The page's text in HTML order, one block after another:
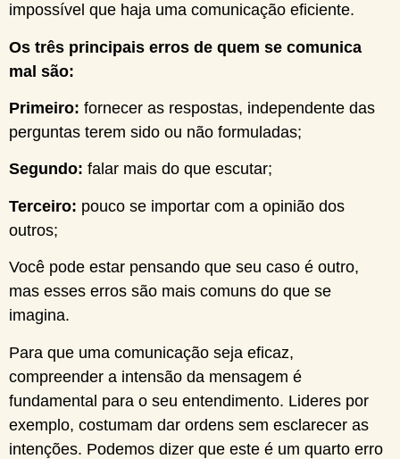
impossível que haja uma comunicação eficiente.
Os três principais erros de quem se comunica
mal são:
Primeiro: fornecer as respostas, independente das
perguntas terem sido ou não formuladas;
Segundo: falar mais do que escutar;
Terceiro: pouco se importar com a opinião dos
outros;
Você pode estar pensando que seu caso é outro,
mas esses erros são mais comuns do que se
imagina.
Para que uma comunicação seja eficaz,
compreender a intensão da mensagem é
fundamental para o seu entendimento. Lideres por
exemplo, costumam dar ordens sem esclarecer as
intenções. Podemos dizer que este é um quarto erro